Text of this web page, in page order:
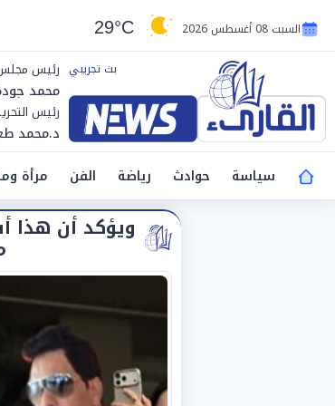
السبت 08 أغسطس 2026 29°C
رئيس مجلس
محمد
رئيس
د.محمد
سياسة
حوادث رياضة الفن مرأة
ويؤكد أن هذا